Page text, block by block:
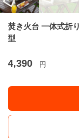
焚き火台 一体式折
型
4,390 円